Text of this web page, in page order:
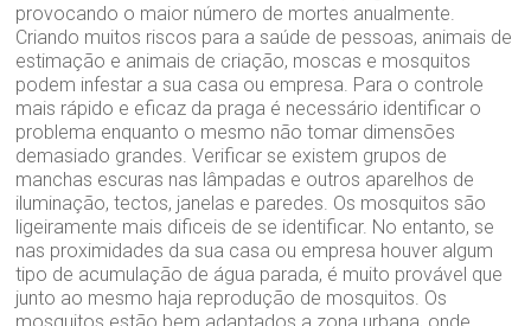
provocando o maior número de mortes anualmente.
Criando muitos riscos para a saúde de pessoas, animais de
estimação e animais de criação, moscas e mosquitos
podem infestar a sua casa ou empresa. Para o controle
mais rápido e eficaz da praga é necessário identificar o
problema enquanto o mesmo não tomar dimensões
demasiado grandes. Verificar se existem grupos de
manchas escuras nas lâmpadas e outros aparelhos de
iluminação, tectos, janelas e paredes. Os mosquitos são
ligeiramente mais dificeis de se identificar. No entanto, se
nas proximidades da sua casa ou empresa houver algum
tipo de acumulação de água parada, é muito provável que
junto ao mesmo haja reprodução de mosquitos. Os